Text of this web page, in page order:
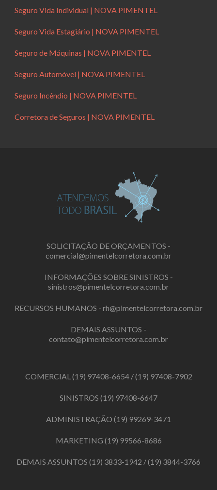
Seguro Vida Individual | NOVA PIMENTEL
Seguro Vida Estagiário | NOVA PIMENTEL
Seguro de Máquinas | NOVA PIMENTEL
Seguro Automóvel | NOVA PIMENTEL
Seguro Incêndio | NOVA PIMENTEL
Corretora de Seguros | NOVA PIMENTEL
SOLICITAÇÃO DE ORÇAMENTOS -
comercial@pimentelcorretora.com.br
INFORMAÇÕES SOBRE SINISTROS -
sinistros@pimentelcorretora.com.br
RECURSOS HUMANOS - rh@pimentelcorretora.com.br
DEMAIS ASSUNTOS -
contato@pimentelcorretora.com.br
COMERCIAL(19) 97408-6654/(19) 97408-7902
SINISTROS (19) 97408-6647
ADMINISTRAÇÃO (19) 99269-3471
MARKETING (19) 99566-8686
DEMAIS ASSUNTOS (19) 3833-1942 /(19) 3844-3766